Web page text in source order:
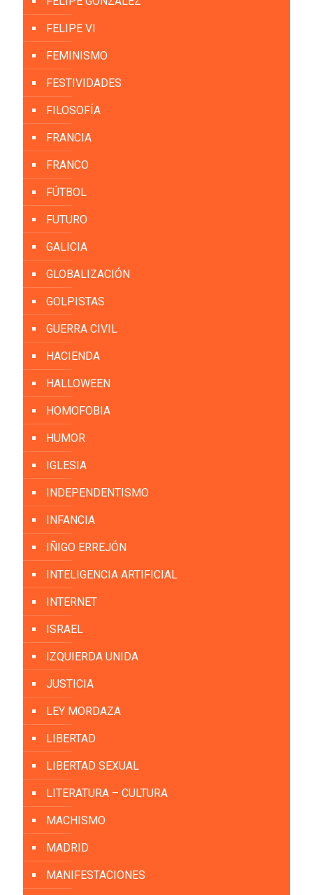
FELIPE VI
FEMINISMO
FESTIVIDADES
FILOSOFÍA
FRANCIA
FRANCO
FÚTBOL
FUTURO
GALICIA
GLOBALIZACIÓN
GOLPISTAS
GUERRA CIVIL
HACIENDA
HALLOWEEN
HOMOFOBIA
HUMOR
IGLESIA
INDEPENDENTISMO
INFANCIA
IÑIGO ERREJÓN
INTELIGENCIA ARTIFICIAL
INTERNET
ISRAEL
IZQUIERDA UNIDA
JUSTICIA
LEY MORDAZA
LIBERTAD
LIBERTAD SEXUAL
LITERATURA – CULTURA
MACHISMO
MADRID
MANIFESTACIONES